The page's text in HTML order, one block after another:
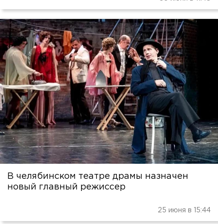
В челябинском театре драмы назначен
новый главный режиссер
25 июня в 15:44